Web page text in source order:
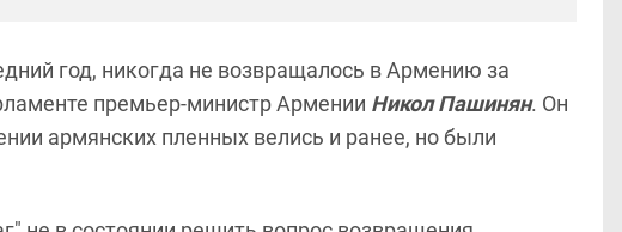
год, никогда не возвращалось в Армению за
премьер-министр Армении Никол Пашинян. Он
армянских пленных велись и ранее, но были